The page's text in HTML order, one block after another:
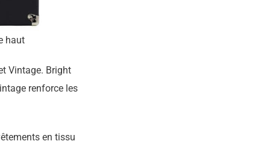
haut
Vintage. Bright
renforce les
en tissu